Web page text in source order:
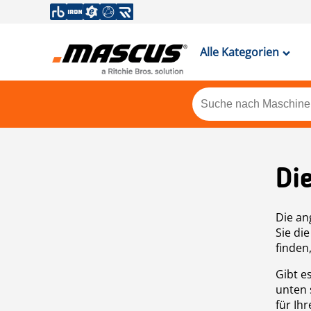
Alle Kategorien
Die
Sie
Gibt
unten
für